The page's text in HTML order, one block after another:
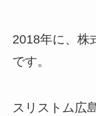
2018年に、株
です。
スリストム広